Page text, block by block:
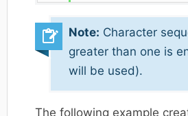
Note: Character
greater than one is
will be used).
The following example